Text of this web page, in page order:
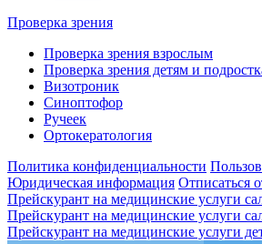
Проверка зрения
Проверка зрения взрослым
Проверка зрения детям и
Визотроник
Синоптофор
Ручеек
Ортокератология
Политика конфиденциальности
Юридическая информация Отписаться
Прейскурант на медицинские услуги
Прейскурант на медицинские услуги
Прейскурант на медицинские услуги